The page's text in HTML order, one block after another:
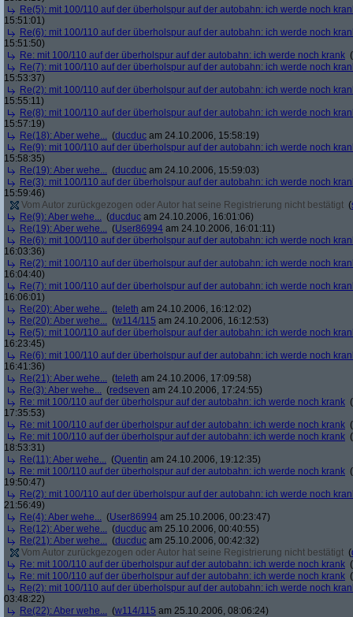
Re(5): mit 100/110 auf der überholspur auf der autobahn: ich werde noch
15:51:01)
Re(6): mit 100/110 auf der überholspur auf der autobahn: ich werde noch
15:51:50)
Re: mit 100/110 auf der überholspur auf der autobahn: ich werde noch krank (
Re(7): mit 100/110 auf der überholspur auf der autobahn: ich werde noch
15:53:37)
Re(2): mit 100/110 auf der überholspur auf der autobahn: ich werde noch
15:55:11)
Re(8): mit 100/110 auf der überholspur auf der autobahn: ich werde noch
15:57:19)
Re(18): Aber wehe... (ducduc am 24.10.2006, 15:58:19)
Re(9): mit 100/110 auf der überholspur auf der autobahn: ich werde noch
15:58:35)
Re(19): Aber wehe... (ducduc am 24.10.2006, 15:59:03)
Re(3): mit 100/110 auf der überholspur auf der autobahn: ich werde noch
15:59:46)
Vom Autor zurückgezogen oder Autor hat seine Registrierung nicht bestätigt (
Re(9): Aber wehe... (ducduc am 24.10.2006, 16:01:06)
Re(19): Aber wehe... (User86994 am 24.10.2006, 16:01:11)
Re(6): mit 100/110 auf der überholspur auf der autobahn: ich werde noch
16:03:36)
Re(2): mit 100/110 auf der überholspur auf der autobahn: ich werde noch
16:04:40)
Re(7): mit 100/110 auf der überholspur auf der autobahn: ich werde noch
16:06:01)
Re(20): Aber wehe... (teleth am 24.10.2006, 16:12:02)
Re(20): Aber wehe... (w114/115 am 24.10.2006, 16:12:53)
Re(5): mit 100/110 auf der überholspur auf der autobahn: ich werde noch
16:23:45)
Re(6): mit 100/110 auf der überholspur auf der autobahn: ich werde noch
16:41:36)
Re(21): Aber wehe... (teleth am 24.10.2006, 17:09:58)
Re(3): Aber wehe... (redseven am 24.10.2006, 17:24:55)
Re: mit 100/110 auf der überholspur auf der autobahn: ich werde noch krank (
17:35:53)
Re: mit 100/110 auf der überholspur auf der autobahn: ich werde noch krank (
Re: mit 100/110 auf der überholspur auf der autobahn: ich werde noch krank (
18:53:31)
Re(11): Aber wehe... (Quentin am 24.10.2006, 19:12:35)
Re: mit 100/110 auf der überholspur auf der autobahn: ich werde noch krank (
19:50:47)
Re(2): mit 100/110 auf der überholspur auf der autobahn: ich werde noch
21:56:49)
Re(4): Aber wehe... (User86994 am 25.10.2006, 00:23:47)
Re(12): Aber wehe... (ducduc am 25.10.2006, 00:40:55)
Re(21): Aber wehe... (ducduc am 25.10.2006, 00:42:32)
Vom Autor zurückgezogen oder Autor hat seine Registrierung nicht bestätigt (
Re: mit 100/110 auf der überholspur auf der autobahn: ich werde noch krank (
Re: mit 100/110 auf der überholspur auf der autobahn: ich werde noch krank (
Re(2): mit 100/110 auf der überholspur auf der autobahn: ich werde noch
03:48:22)
Re(22): Aber wehe... (w114/115 am 25.10.2006, 08:06:24)